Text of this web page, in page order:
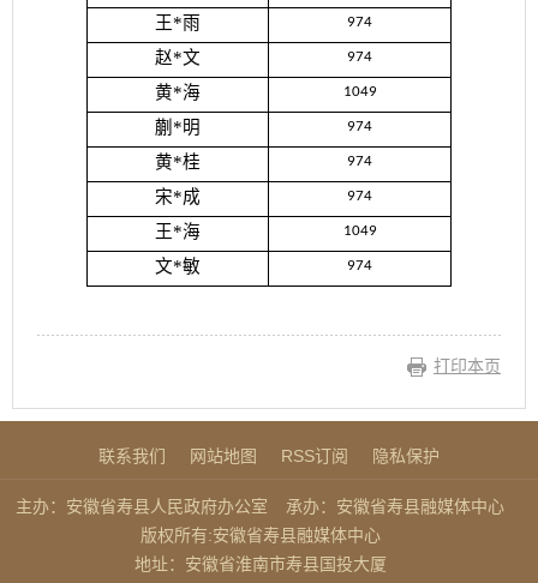
王*雨 974
赵*文 974
黄*海 1049
蒯*明 974
黄*桂 974
宋*成 974
王*海 1049
文*敏 974
打印本页
联系我们 网站地图 RSS订阅 隐私保护
主办：安徽省寿县人民政府办公室
承办：安徽省寿县融媒体中心
版权所有:安徽省寿县融媒体中心
地址：安徽省淮南市寿县国投大厦